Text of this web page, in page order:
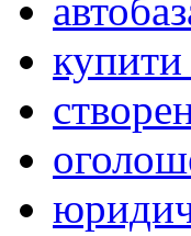
купити